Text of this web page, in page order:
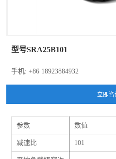
型号SRA25B101
手机: +86 18923884932
参数 数值
减速比 101